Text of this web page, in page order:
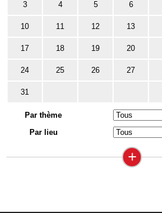
3 4 5 6
10 11 12 13
17 18 19 20
24 25 26 27
31
Par thème
Par lieu
+